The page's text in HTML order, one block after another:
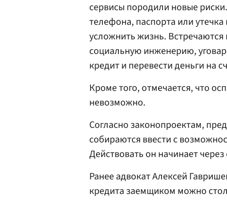
сервисы породили новые
телефона, паспорта или
усложнить жизнь. Встречаются
социальную инженерию,
кредит и перевести деньги на
Кроме того, отмечается, что
невозможно.
Согласно законопроектам,
собираются ввести с
Действовать он начинает
Ранее адвокат Алексей
кредита заемщиком можно